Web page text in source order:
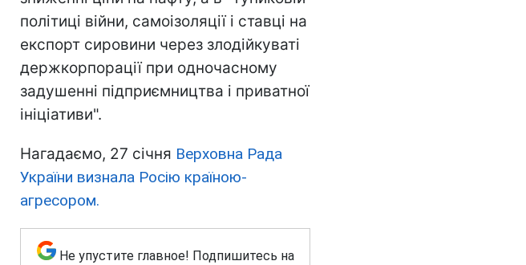
політиці війни, самоізоляції і ставці на
експорт сировини через злодійкуваті
держкорпорації при одночасному
задушенні підприємництва і приватної
ініціативи".
Нагадаємо, 27 січня Верховна Рада
України визнала Росію країною-
агресором.
Не упустите главное! Подпишитесь на